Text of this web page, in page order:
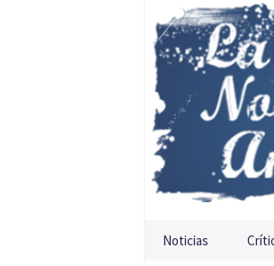
Saltar al contenido
Noticias